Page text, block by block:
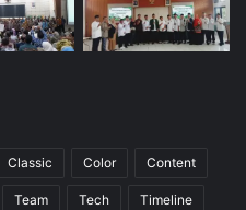
Classic Color Content
Team Tech Timeline